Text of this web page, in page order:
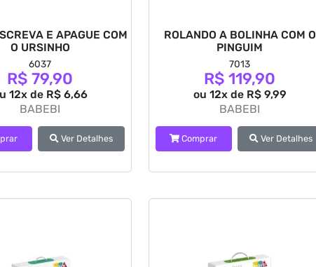
E APAGUE COM
O URSINHO
6037
R$ 79,90
12x de R$ 6,66
BABEBI
Ver Detalhes
ROLANDO A BOLINHA COM O
PINGUIM
7013
R$ 119,90
ou 12x de R$ 9,99
BABEBI
Comprar Ver Detalhes